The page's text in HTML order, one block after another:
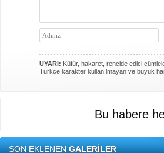
UYARI: Küfür, hakaret, rencide edici
Türkçe karakter kullanılmayan ve büyük
Bu habere
SON EKLENENGALERİLER